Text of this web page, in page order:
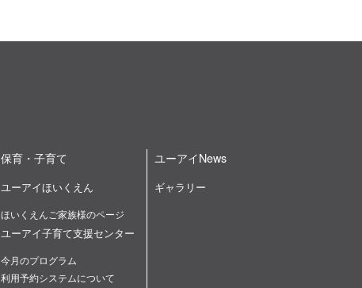
保育・子育て
ユーアイほいくえん
ほいくえんご家族様のページ
ユーアイ子育て支援センター
今月のプログラム
利用予約システムについて
ユーアイNews
ギャラリー